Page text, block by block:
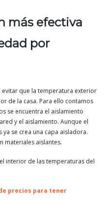
más efectiva
por
evitar que la temperatura exterior
de la casa. Para ello contamos
se encuentra el aislamiento
y el aislamiento. Aunque el
se crea una capa aisladora.
materiales aislantes.
interior de las temperaturas del
precios para tener